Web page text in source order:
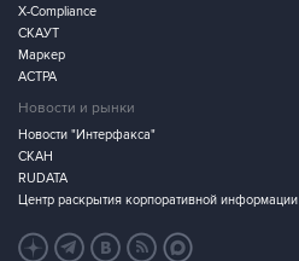
X-Compliance
СКАУТ
Маркер
АСТРА
Новости и рынки
Новости "Интерфакса"
СКАН
RUDATA
Центр раскрытия корпоративной информации